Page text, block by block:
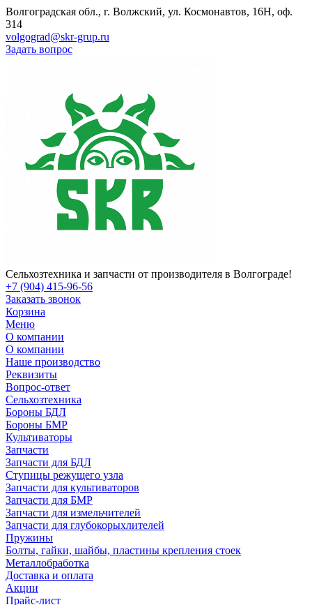
Волгоградская обл., г. Волжский, ул. Космонавтов, 16Н, оф.
314
volgograd@skr-grup.ru
Задать вопрос
Сельхозтехника и запчасти от производителя в Волгограде!
+7 (904) 415-96-56
Заказать звонок
Корзина
Меню
О компании
О компании
Наше производство
Реквизиты
Вопрос-ответ
Сельхозтехника
Бороны БДЛ
Бороны БМР
Культиваторы
Запчасти
Запчасти для БДЛ
Ступицы режущего узла
Запчасти для культиваторов
Запчасти для БМР
Запчасти для измельчителей
Запчасти для глубокорыхлителей
Пружины
Болты, гайки, шайбы, пластины крепления стоек
Металлобработка
Доставка и оплата
Акции
Прайс-лист